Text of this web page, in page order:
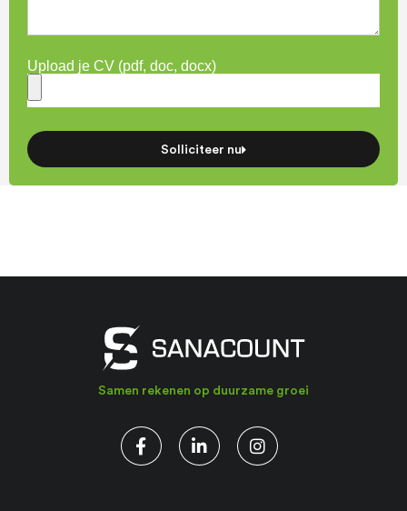
Upload je CV (pdf, doc, docx)
Solliciteer nu
Samen rekenen op duurzame groei